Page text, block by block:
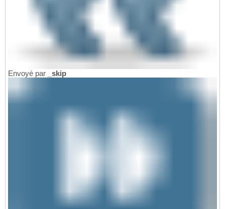
Envoyé par _skip